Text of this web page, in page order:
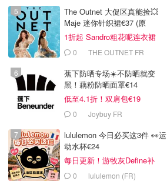
The Outnet 大促区真能捡💥
Maje 迷你针织裙€37 (原
€175）
1折起 Sandro粗花呢连衣裙
€820 THE OUTNET FR
蕉下防晒专场☀️不防晒就变
黑！藕粉防晒面罩€14
低至4.1折！双肩包€19
0 Joybuy FR
lululemon 今日必买这3件 👀运
动水杯€24
每日更新！游牧灰Define补
货！0 lululemon (FR)